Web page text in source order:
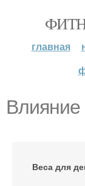
главная
Влияние
Веса для